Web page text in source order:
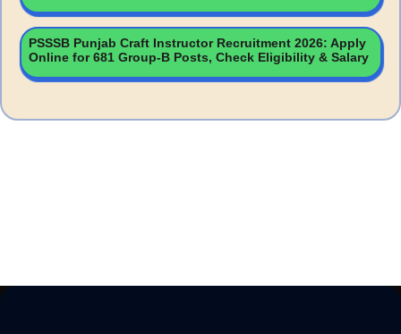
PSSSB Punjab Craft Instructor Recruitment 2026: Apply
Online for 681 Group-B Posts, Check Eligibility & Salary